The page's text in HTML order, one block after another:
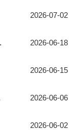
2026-07-02
语演... 2026-06-18
2026-06-15
2026-06-06
2026-06-02